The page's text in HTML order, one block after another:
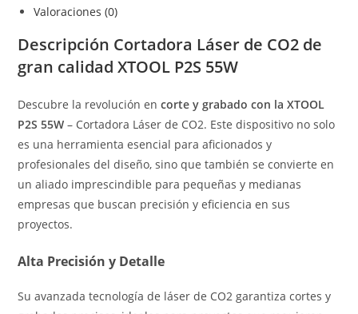
Valoraciones (0)
Descripción Cortadora Láser de CO2 de
gran calidad XTOOL P2S 55W
Descubre la revolución encorte y grabado con la XTOOL
P2S 55W – Cortadora Láser de CO2. Este dispositivo no solo
es una herramienta esencial para aficionados y
profesionales del diseño, sino que también se convierte en
un aliado imprescindible para pequeñas y medianas
empresas que buscan precisión y eficiencia en sus
proyectos.
Alta Precisión y Detalle
Su avanzada tecnología de láser de CO2 garantiza cortes y